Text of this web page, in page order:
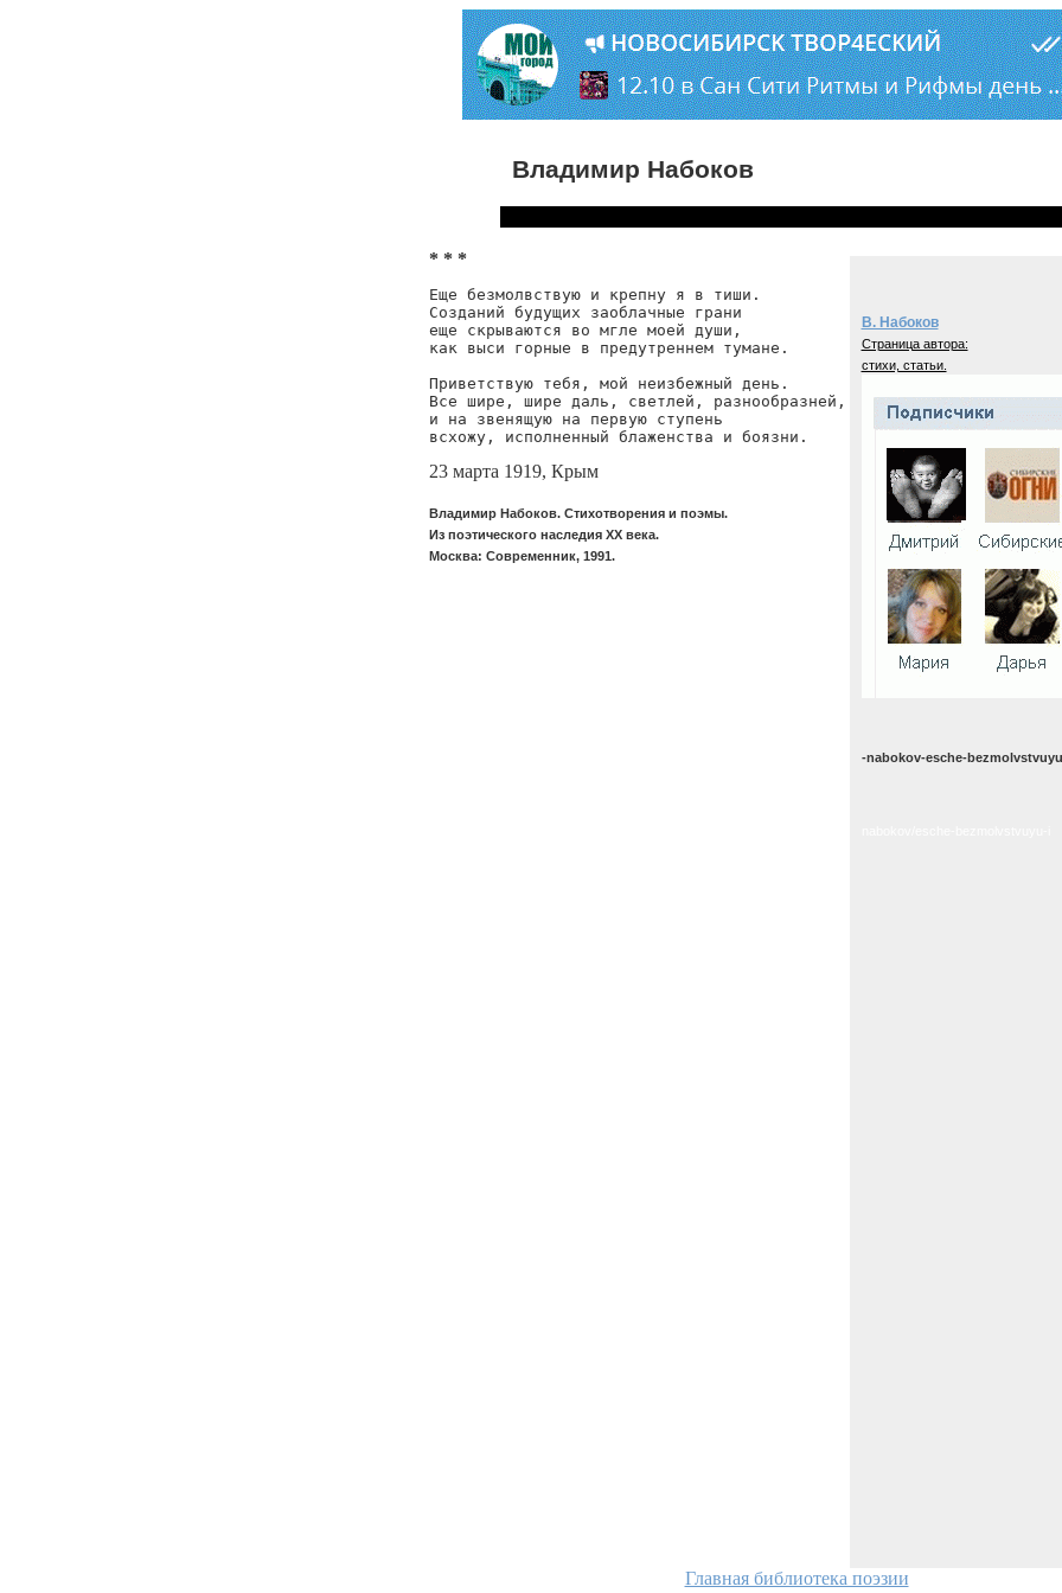
Владимир Набоков
* * *
Еще безмолвствую и крепну я в тиши.
Созданий будущих заоблачные грани
еще скрываются во мгле моей души,
как выси горные в предутреннем тумане.
Приветствую тебя, мой неизбежный день.
Все шире, шире даль, светлей, разнообразней,
и на звенящую на первую ступень
всхожу, исполненный блаженства и боязни.
23 марта 1919, Крым
Владимир Набоков. Стихотворения и поэмы.
Из поэтического наследия XX века.
Москва: Современник, 1991.
В. Набоков
Страница автора:
стихи, статьи.
-nabokov-esche-
Главная библиотека поэзии